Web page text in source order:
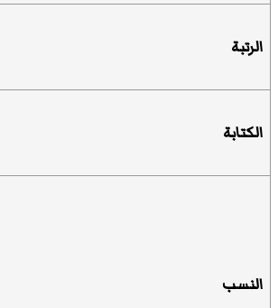
الرتبة
الكتابة
النسب